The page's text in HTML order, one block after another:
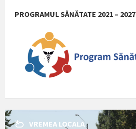
PROGRAMUL SĂNĂTATE 2021 – 2027
VREMEA LOCALA